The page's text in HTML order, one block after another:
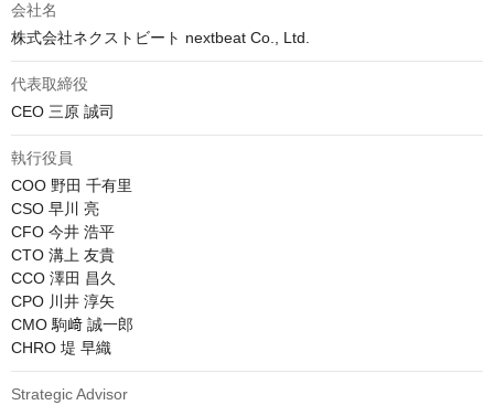
会社名
株式会社ネクストビート nextbeat Co., Ltd.
代表取締役
CEO 三原 誠司
執行役員
COO 野田 千有里
CSO 早川 亮
CFO 今井 浩平
CTO 溝上 友貴
CCO 澤田 昌久
CPO 川井 淳矢
CMO 駒﨑 誠一郎
CHRO 堤 早織
Strategic Advisor